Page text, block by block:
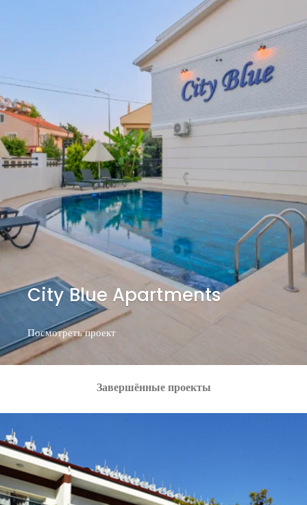
City Blue Apartments
Посмотреть проектПосмотреть проект
Завершённые проекты